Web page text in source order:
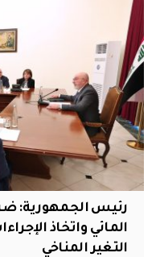
رئيس الجمهورية:
المائي واتخاذ
التغير المناخي